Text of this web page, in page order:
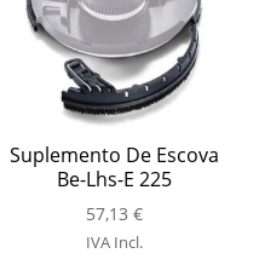
Suplemento De Escova
Be-Lhs-E 225
57,13€
IVA Incl.